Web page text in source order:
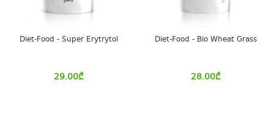
Diet-Food - Super Erytrytol
29.00₾
Diet-Food - Bio Wheat Grass
28.00₾